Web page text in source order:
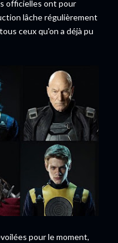
officielles ont pour
lâche régulièrement
ceux qu'on a déjà pu
pour le moment,